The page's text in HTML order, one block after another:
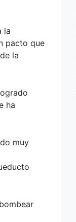
la
pacto que
la
ha
muy